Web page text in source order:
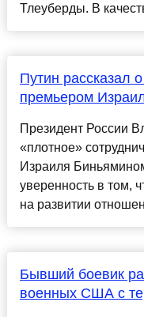
Тлеуберды. В
Путин рассказал
премьером
Президент России
«плотное»
Израиля
уверенность в том,
на развитии
Бывший боевик
военных США с